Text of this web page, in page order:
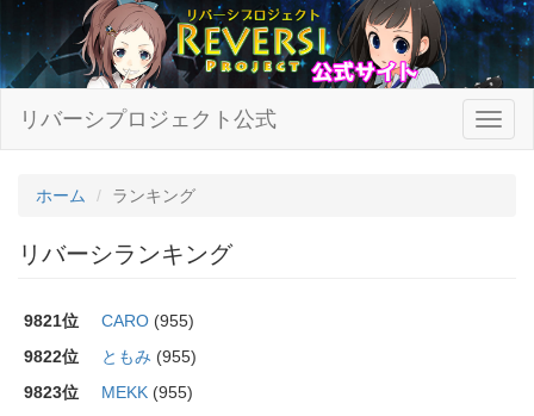
リバーシプロジェクト公式
ホーム ランキング
リバーシランキング
9821位 CARO (955)
9822位
ともみ (955)
9823位
MEKK (955)